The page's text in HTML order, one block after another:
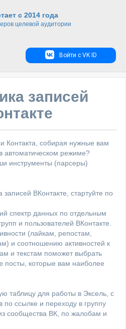
с 2014 года
целевой аудитории
Войти с VK ID
записей
Контакта, собирая нужные вам
автоматическом режиме?
инструменты (парсеры)
записей ВКонтакте, стартуйте по
спектр данных по отдельным
и пользователей ВКонтакте.
(лайкам, репостам,
и соотношению активностей к
и текстам поможет выбрать
посты, которые вам наиболее
таблицу для работы в Эксель, с
по ссылке и переходу в группу
сообщества ВК, по жалобам и